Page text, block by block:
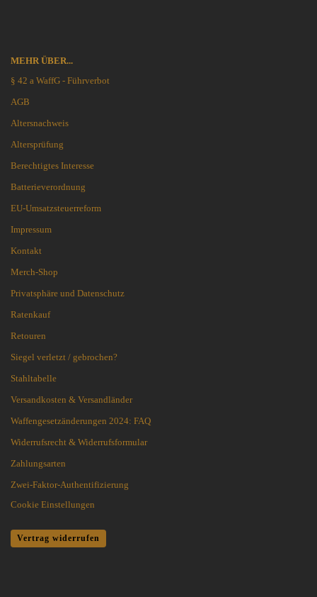
MEHR ÜBER...
§ 42 a WaffG - Führverbot
AGB
Altersnachweis
Altersprüfung
Berechtigtes Interesse
Batterieverordnung
EU-Umsatzsteuerreform
Impressum
Kontakt
Merch-Shop
Privatsphäre und Datenschutz
Ratenkauf
Retouren
Siegel verletzt / gebrochen?
Stahltabelle
Versandkosten & Versandländer
Waffengesetzänderungen 2024: FAQ
Widerrufsrecht & Widerrufsformular
Zahlungsarten
Zwei-Faktor-Authentifizierung
Cookie Einstellungen
Vertrag widerrufen